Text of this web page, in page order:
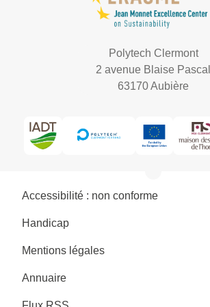
Polytech Clermont
2 avenue Blaise Pascal
63170 Aubière
Accessibilité : non conforme
Handicap
Mentions légales
Annuaire